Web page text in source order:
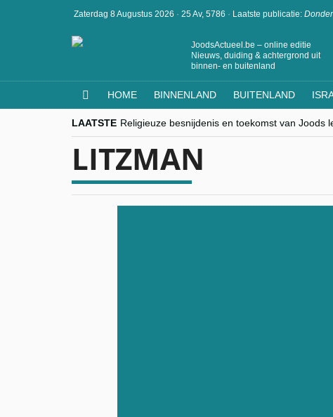
Zaterdag 8 Augustus 2026 · 25 Av, 5786 · Laatste publicatie:
JoodsActueel.be – online editie
Nieuws, duiding & achtergrond uit
binnen- en buitenland
HOME BINNENLAND BUITENLAND
LAATSTE Religieuze besnijdenis en toekomst van Joods
“Besnijdenisdebat toont hoe moeilijk seculiere
CITYTRIP | ROEMENIË – Boekarest: de
“Vandaag zit elke Jood in België op de
goKosher lanceert nieuwe website en
LITZMAN